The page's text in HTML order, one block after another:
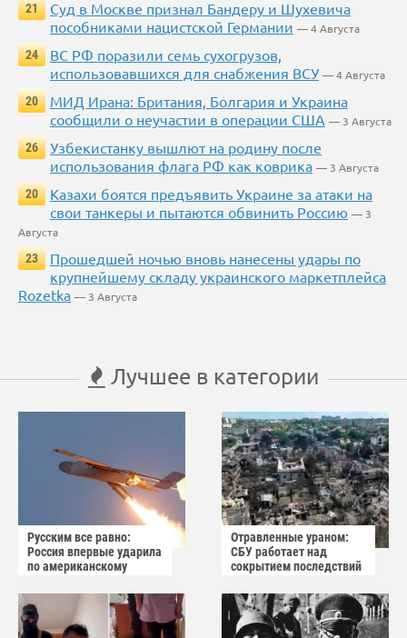
21
Суд в Москве признал Бандеру и Шухевича
пособниками нацистской Германии — 4 Августа
24
ВС РФ поразили семь сухогрузов,
использовавшихся для снабжения ВСУ — 4 Августа
20
МИД Ирана: Британия, Болгария и Украина
сообщили о неучастии в операции США — 3 Августа
26
Узбекистанку вышлют на родину после
использования флага РФ как коврика — 3 Августа
20
Казахи боятся предъявить Украине за атаки на
свои танкеры и пытаются обвинить Россию — 3
Августа
23
Прошедшей ночью вновь нанесены удары по
крупнейшему складу украинского маркетплейса
Rozetka — 3 Августа
Лучшее в категории
Русским все равно:
Россия впервые ударила
по американскому
Отравленные ураном:
СБУ работает над
сокрытием последствий